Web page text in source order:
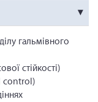
гальмівного
стійкості)
control)